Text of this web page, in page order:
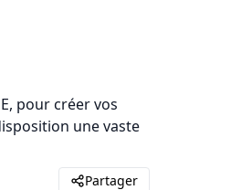
pour créer vos
une vaste
Partager